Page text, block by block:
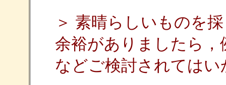
＞ 素晴らしいものを
余裕がありましたら
などご検討されては